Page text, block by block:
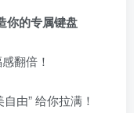
你的专属键盘
翻倍！
由” 给你拉满！